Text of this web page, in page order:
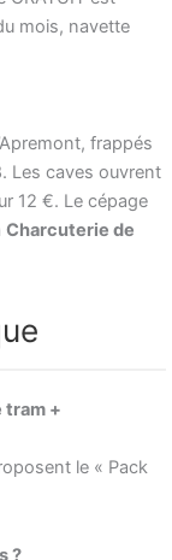
mois, navette
frappés
Les caves ouvrent
12 €. Le cépage
Charcuterie de
tram +
le « Pack
?